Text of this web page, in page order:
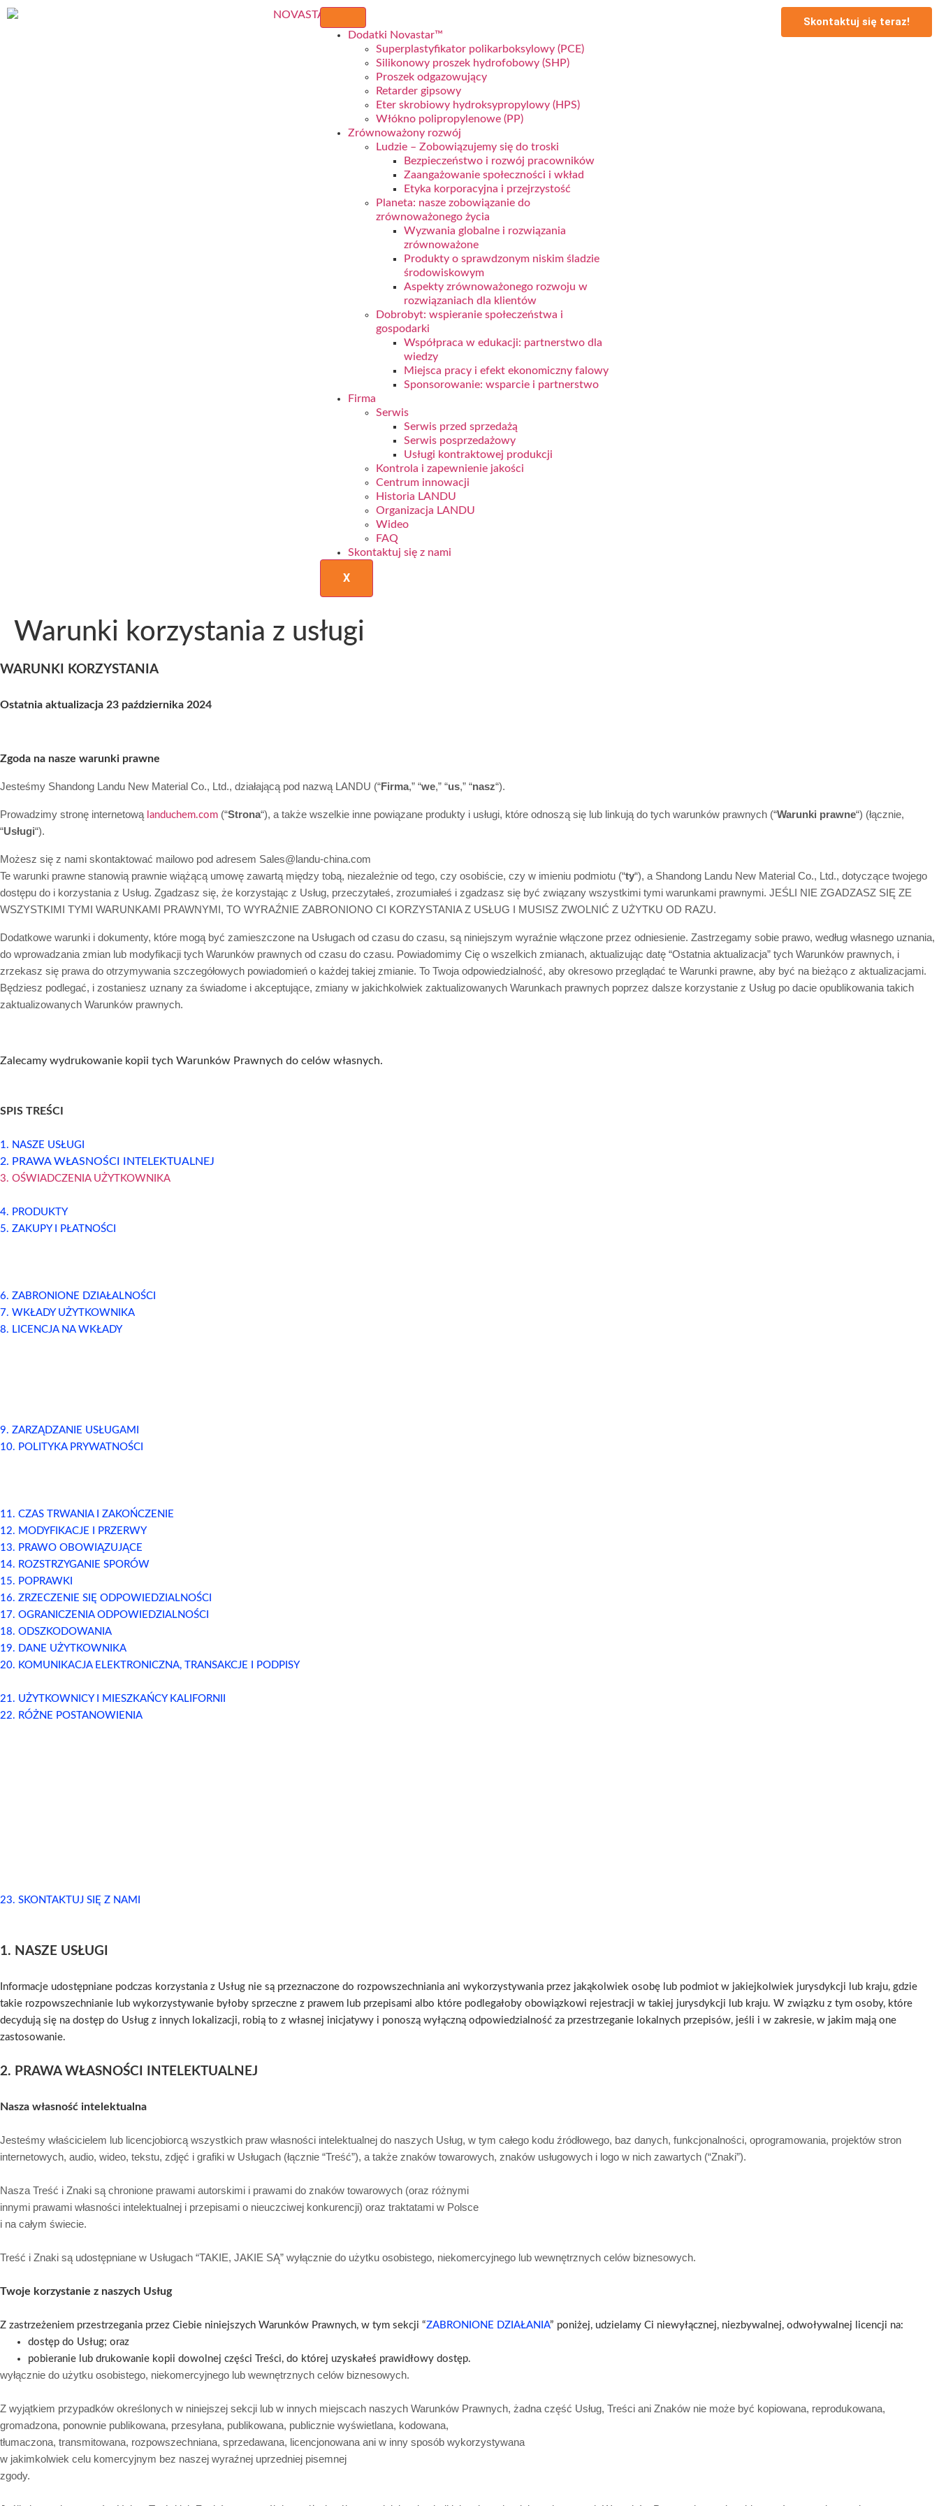
Dodatki Novastar™
Superplastyfikator polikarboksylowy (PCE)
Silikonowy proszek hydrofobowy (SHP)
Proszek odgazowujący
Retarder gipsowy
Eter skrobiowy hydroksypropylowy (HPS)
Włókno polipropylenowe (PP)
Zrównoważony rozwój
Ludzie – Zobowiązujemy się do troski
Bezpieczeństwo i rozwój pracowników
Zaangażowanie społeczności i wkład
Etyka korporacyjna i przejrzystość
Planeta: nasze zobowiązanie do
zrównoważonego życia
Wyzwania globalne i rozwiązania
zrównoważone
Produkty o sprawdzonym niskim śladzie
środowiskowym
Aspekty zrównoważonego rozwoju w
rozwiązaniach dla klientów
Dobrobyt: wspieranie społeczeństwa i
gospodarki
Współpraca w edukacji: partnerstwo dla
wiedzy
Miejsca pracy i efekt ekonomiczny falowy
Sponsorowanie: wsparcie i partnerstwo
Firma
Serwis
Serwis przed sprzedażą
Serwis posprzedażowy
Usługi kontraktowej produkcji
Kontrola i zapewnienie jakości
Centrum innowacji
Historia LANDU
Organizacja LANDU
Wideo
FAQ
Skontaktuj się z nami
X
Skontaktuj się teraz!
Warunki korzystania z usługi
WARUNKI KORZYSTANIA
Ostatnia aktualizacja 23 października 2024
Zgoda na nasze warunki prawne
Jesteśmy Shandong Landu New Material Co., Ltd., działającą pod nazwą LANDU (“Firma,” “we,” “us,” “nasz“).
Prowadzimy stronę internetową landuchem.com (“Strona“), a także wszelkie inne powiązane produkty i usługi, które odnoszą się lub linkują do tych warunków prawnych (“Warunki prawne“) (łącznie,
“Usługi“).
Możesz się z nami skontaktować mailowo pod adresem Sales@landu-china.com
Te warunki prawne stanowią prawnie wiążącą umowę zawartą między tobą, niezależnie od tego, czy osobiście, czy w imieniu podmiotu (“ty“), a Shandong Landu New Material Co., Ltd., dotyczące twojego
dostępu do i korzystania z Usług. Zgadzasz się, że korzystając z Usług, przeczytałeś, zrozumiałeś i zgadzasz się być związany wszystkimi tymi warunkami prawnymi. JEŚLI NIE ZGADZASZ SIĘ ZE
WSZYSTKIMI TYMI WARUNKAMI PRAWNYMI, TO WYRAŹNIE ZABRONIONO CI KORZYSTANIA Z USŁUG I MUSISZ ZWOLNIĆ Z UŻYTKU OD RAZU.
Dodatkowe warunki i dokumenty, które mogą być zamieszczone na Usługach od czasu do czasu, są niniejszym wyraźnie włączone przez odniesienie. Zastrzegamy sobie prawo, według własnego uznania,
do wprowadzania zmian lub modyfikacji tych Warunków prawnych od czasu do czasu. Powiadomimy Cię o wszelkich zmianach, aktualizując datę “Ostatnia aktualizacja” tych Warunków prawnych, i
zrzekasz się prawa do otrzymywania szczegółowych powiadomień o każdej takiej zmianie. To Twoja odpowiedzialność, aby okresowo przeglądać te Warunki prawne, aby być na bieżąco z aktualizacjami.
Będziesz podlegać, i zostaniesz uznany za świadome i akceptujące, zmiany w jakichkolwiek zaktualizowanych Warunkach prawnych poprzez dalsze korzystanie z Usług po dacie opublikowania takich
zaktualizowanych Warunków prawnych.
Zalecamy wydrukowanie kopii tych Warunków Prawnych do celów własnych.
SPIS TREŚCI
1. NASZE USŁUGI
2. PRAWA WŁASNOŚCI INTELEKTUALNEJ
3. OŚWIADCZENIA UŻYTKOWNIKA
4. PRODUKTY
5. ZAKUPY I PŁATNOŚCI
6. ZABRONIONE DZIAŁALNOŚCI
7. WKŁADY UŻYTKOWNIKA
8. LICENCJA NA WKŁADY
9. ZARZĄDZANIE USŁUGAMI
10. POLITYKA PRYWATNOŚCI
11. CZAS TRWANIA I ZAKOŃCZENIE
12. MODYFIKACJE I PRZERWY
13. PRAWO OBOWIĄZUJĄCE
14. ROZSTRZYGANIE SPORÓW
15. POPRAWKI
16. ZRZECZENIE SIĘ ODPOWIEDZIALNOŚCI
17. OGRANICZENIA ODPOWIEDZIALNOŚCI
18. ODSZKODOWANIA
19. DANE UŻYTKOWNIKA
20. KOMUNIKACJA ELEKTRONICZNA, TRANSAKCJE I PODPISY
21. UŻYTKOWNICY I MIESZKAŃCY KALIFORNII
22. RÓŻNE POSTANOWIENIA
23. SKONTAKTUJ SIĘ Z NAMI
1. NASZE USŁUGI
Informacje udostępniane podczas korzystania z Usług nie są przeznaczone do rozpowszechniania ani wykorzystywania przez jakąkolwiek osobę lub podmiot w jakiejkolwiek jurysdykcji lub kraju, gdzie
takie rozpowszechnianie lub wykorzystywanie byłoby sprzeczne z prawem lub przepisami albo które podlegałoby obowiązkowi rejestracji w takiej jurysdykcji lub kraju. W związku z tym osoby, które
decydują się na dostęp do Usług z innych lokalizacji, robią to z własnej inicjatywy i ponoszą wyłączną odpowiedzialność za przestrzeganie lokalnych przepisów, jeśli i w zakresie, w jakim mają one
zastosowanie.
2. PRAWA WŁASNOŚCI INTELEKTUALNEJ
Nasza własność intelektualna
Jesteśmy właścicielem lub licencjobiorcą wszystkich praw własności intelektualnej do naszych Usług, w tym całego kodu źródłowego, baz danych, funkcjonalności, oprogramowania, projektów stron
internetowych, audio, wideo, tekstu, zdjęć i grafiki w Usługach (łącznie “Treść”), a także znaków towarowych, znaków usługowych i logo w nich zawartych (“Znaki”).
Nasza Treść i Znaki są chronione prawami autorskimi i prawami do znaków towarowych (oraz różnymi
innymi prawami własności intelektualnej i przepisami o nieuczciwej konkurencji) oraz traktatami w Polsce
i na całym świecie.
Treść i Znaki są udostępniane w Usługach “TAKIE, JAKIE SĄ” wyłącznie do użytku osobistego, niekomercyjnego lub wewnętrznych celów biznesowych.
Twoje korzystanie z naszych Usług
Z zastrzeżeniem przestrzegania przez Ciebie niniejszych Warunków Prawnych, w tym sekcji “ZABRONIONE DZIAŁANIA” poniżej, udzielamy Ci niewyłącznej, niezbywalnej, odwoływalnej licencji na:
dostęp do Usług; oraz
pobieranie lub drukowanie kopii dowolnej części Treści, do której uzyskałeś prawidłowy dostęp.
wyłącznie do użytku osobistego, niekomercyjnego lub wewnętrznych celów biznesowych.
Z wyjątkiem przypadków określonych w niniejszej sekcji lub w innych miejscach naszych Warunków Prawnych, żadna część Usług, Treści ani Znaków nie może być kopiowana, reprodukowana,
gromadzona, ponownie publikowana, przesyłana, publikowana, publicznie wyświetlana, kodowana,
tłumaczona, transmitowana, rozpowszechniana, sprzedawana, licencjonowana ani w inny sposób wykorzystywana
w jakimkolwiek celu komercyjnym bez naszej wyraźnej uprzedniej pisemnej
zgody.